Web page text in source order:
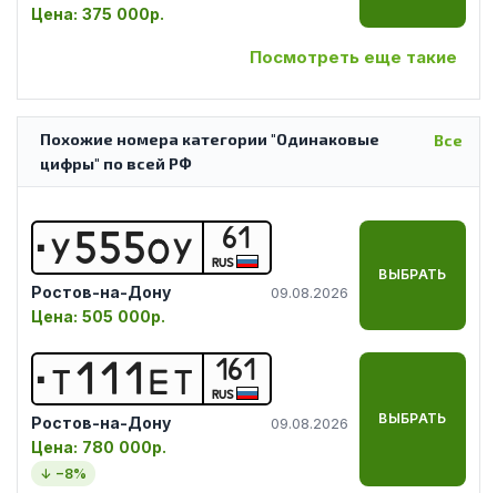
Цена: 375 000р.
Посмотреть еще такие
Все
Похожие номера категории "Одинаковые
цифры" по всей РФ
У555ОУ 61
RUS
Ростов-на-Дону 09.08.2026
Цена: 505 000р.
ВЫБРАТЬ
Т1 1 1 ЕТ 161
RUS
Ростов-на-Дону 09.08.2026
Цена: 780 000р.
↓ −8%
ВЫБРАТЬ